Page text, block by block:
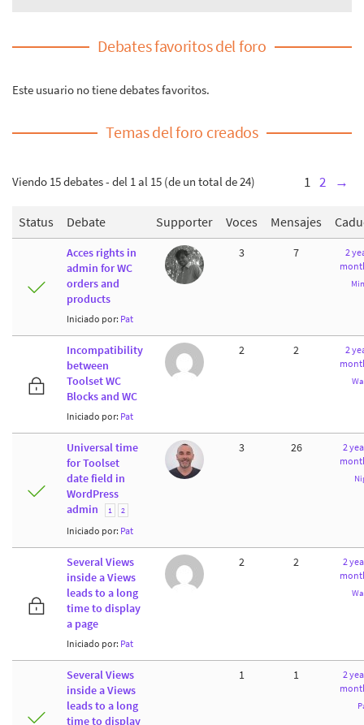
Debates favoritos del foro
Este usuario no tiene debates favoritos.
Temas del foro creados
Viendo 15 debates - del 1 al 15 (de un total de 24) 1 2 →
Status Debate Supporter Voces Mensajes
Acces rights in
admin for WC
orders and
products
Iniciado por: Pat
3 7
2
Incompatibility
between
Toolset WC
Blocks and WC
Iniciado por: Pat
2 2
2
Universal time
for Toolset
date field in
WordPress
admin
1 2
Iniciado por: Pat
3 26
2
Several Views
inside a Views
leads to a long
time to display
a page
Iniciado por: Pat
2 2
2
Several Views
inside a Views
leads to a long
time to display
1 1
2